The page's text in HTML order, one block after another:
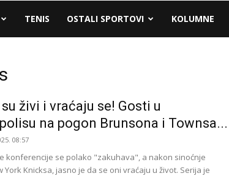
TENIS OSTALI SPORTOVI KOLUMNE
živi i vraćaju se! Gosti u
na pogon Brunsona i Townsa...
08:57
konferencije se polako "zakuhava", a nakon sinoćnje
York Knicksa, jasno je da se oni vraćaju u život. Serija je